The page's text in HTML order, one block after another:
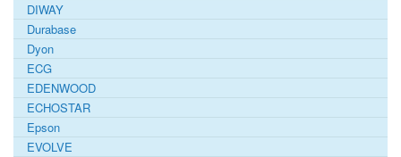
DIWAY
Durabase
Dyon
ECG
EDENWOOD
ECHOSTAR
Epson
EVOLVE